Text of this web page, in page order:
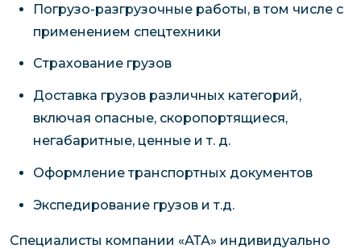
Погрузо-разгрузочные работы, в том числе с
применением спецтехники
Страхование грузов
Доставка грузов различных категорий,
включая опасные, скоропортящиеся,
негабаритные, ценные и т. д.
Оформление транспортных документов
Экспедирование грузов и т.д.
Специалисты компании «АТА» индивидуально